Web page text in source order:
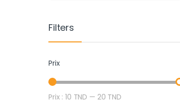
Filters
Prix
Prix min
Prix max
Prix :10 TND — 20 TND